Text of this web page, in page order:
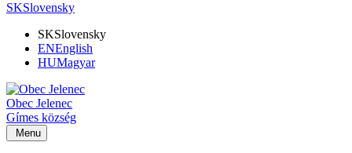
SKSlovensky
SKSlovensky
ENEnglish
HUMagyar
Obec Jelenec
Gímes község
Menu